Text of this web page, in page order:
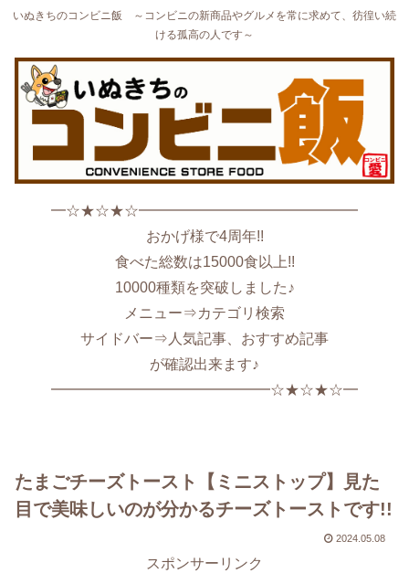
いぬきちのコンビニ飯 ～コンビニの新商品やグルメを常に求めて、彷徨い続
ける孤高の人です～
━☆★☆★☆━━━━━━━━━━━━━━━
おかげ様で4周年!!
食べた総数は15000食以上!!
10000種類を突破しました♪
メニュー⇒カテゴリ検索
サイドバー⇒人気記事、おすすめ記事
が確認出来ます♪
━━━━━━━━━━━━━━━☆★☆★☆━
たまごチーズトースト【ミニストップ】見た
目で美味しいのが分かるチーズトーストです!!
2024.05.08
スポンサーリンク